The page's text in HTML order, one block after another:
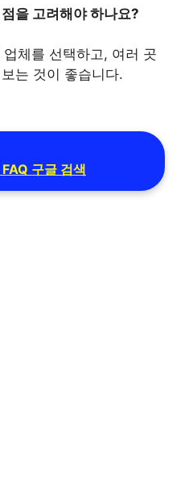
을 고려해야 하나요?
체를 선택하고, 여러 곳
는 것이 좋습니다.
구글 검색